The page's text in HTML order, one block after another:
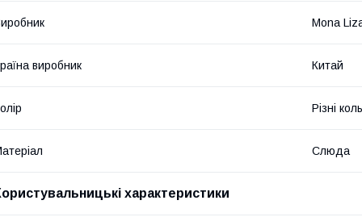
Mona
виробник Китай
Різні
Слюда
характеристики